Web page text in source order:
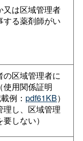
又は区域管理者
する薬剤師がい
の区域管理者に
使用関係証明
例： pdf61KB）
理し、区域管理
しない）